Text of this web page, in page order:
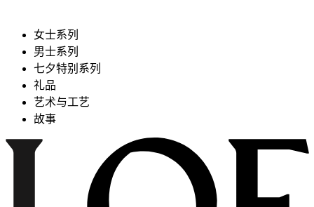
女士系列
男士系列
七夕特别系列
礼品
艺术与工艺
故事